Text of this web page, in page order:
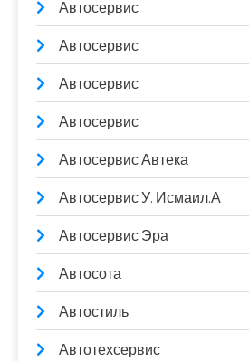
Автосервис
Автосервис
Автосервис
Автосервис
Автосервис Автека
Автосервис У. Исмаил.А
Автосервис Эра
Автосота
Автостиль
Автотехсервис